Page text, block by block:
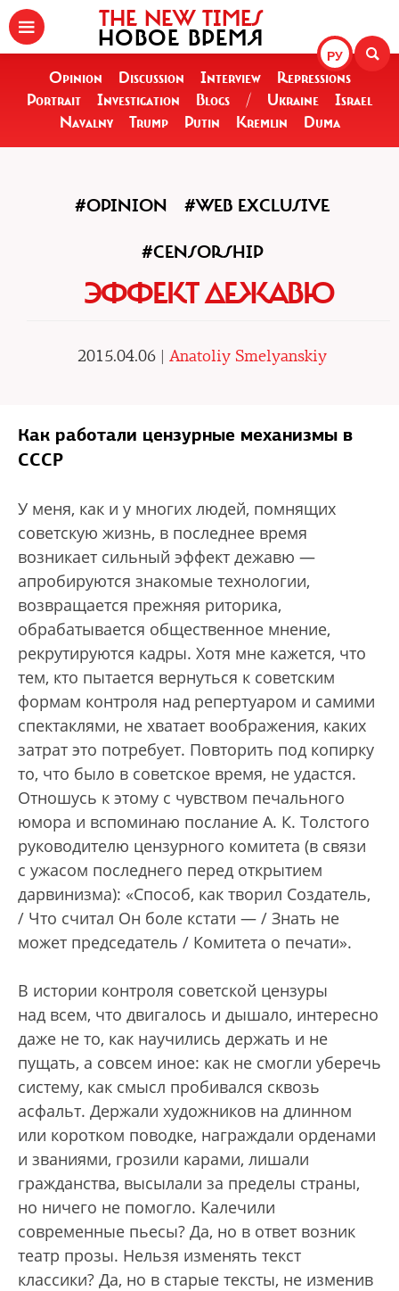
РУ
THE NEW TIMES
НОВОЕ ВРЕМЯ
Opinion Discussion Interview
Repressions
Portrait
Investigation Blogs / Ukraine
Israel
Navalny
Trump Putin Kremlin Duma
#OPINION #WEB EXCLUSIVE
#CENSORSHIP
ЭФФЕКТ ДЕЖАВЮ
2015.04.06 | Anatoliy Smelyanskiy
Как работали цензурные механизмы в
СССР
У меня, как и у многих людей, помнящих
советскую жизнь, в последнее время
возникает сильный эффект дежавю —
апробируются знакомые технологии,
возвращается прежняя риторика,
обрабатывается общественное мнение,
рекрутируются кадры. Хотя мне кажется, что
тем, кто пытается вернуться к советским
формам контроля над репертуаром и самими
спектаклями, не хватает воображения, каких
затрат это потребует. Повторить под копирку
то, что было в советское время, не удастся.
Отношусь к этому с чувством печального
юмора и вспоминаю послание А. К. Толстого
руководителю цензурного комитета (в связи
с ужасом последнего перед открытием
дарвинизма): «Способ, как творил Создатель,
/ Что считал Он боле кстати — / Знать не
может председатель / Комитета о печати».
В истории контроля советской цензуры
над всем, что двигалось и дышало, интересно
даже не то, как научились держать и не
пущать, а совсем иное: как не смогли уберечь
систему, как смысл пробивался сквозь
асфальт. Держали художников на длинном
или коротком поводке, награждали орденами
и званиями, грозили карами, лишали
гражданства, высылали за пределы страны,
но ничего не помогло. Калечили
современные пьесы? Да, но в ответ возник
театр прозы. Нельзя изменять текст
классики? Да, но в старые тексты, не изменив